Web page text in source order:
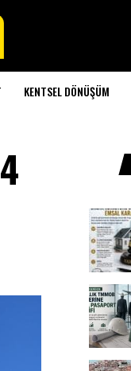
KENTSEL DÖNÜŞÜM